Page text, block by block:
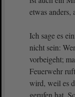
etwas anders,
Ich sage es
nicht sein:
vorbeigeht;
Feuerwehr
wird, weil es
gerufen hat.